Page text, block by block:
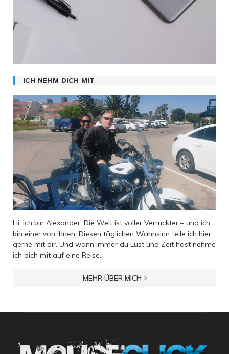
ICH NEHM DICH MIT
Hi, ich bin Alexander. Die Welt ist voller Verrückter – und ich
bin einer von ihnen. Diesen täglichen Wahnsinn teile ich hier
gerne mit dir. Und wann immer du Lust und Zeit hast nehme
ich dich mit auf eine Reise.
MEHR ÜBER MICH